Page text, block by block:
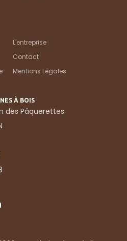
L'entreprise
Contact
Mentions Légales
À BOIS
des Pâquerettes